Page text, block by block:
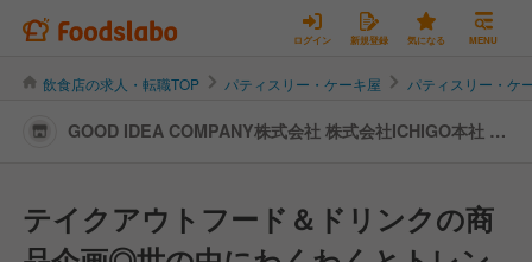
ログイン 新規登録 気になる MENU
飲食店の求人・転職TOP パティスリー・ケーキ屋 パティスリー・ケ
GOOD IDEA COMPANY株式会社 株式会社ICHIGO本社 |
テイクアウトフード＆ドリンクの商